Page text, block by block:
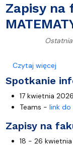
Zapisy
Czytaj więcejo
Spotkanie
17 kwietnia
Teams - link do
Zapisy na
18 - 26